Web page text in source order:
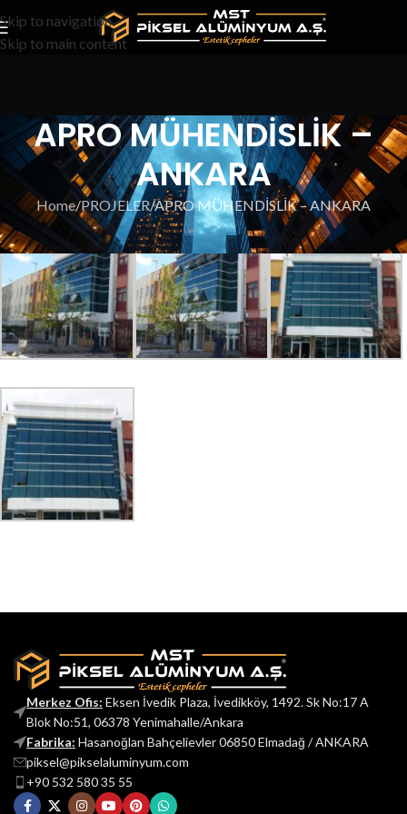
Skip to navigation
Skip to main content
APRO MÜHENDİSLİK –
ANKARA
Home PROJELER APRO MÜHENDİSLİK – ANKARA
Merkez Ofis: Eksen İvedik Plaza, İvedikköy, 1492. Sk No:17 A
Blok No:51, 06378 Yenimahalle/Ankara
Fabrika: Hasanoğlan Bahçelievler 06850 Elmadağ / ANKARA
piksel@pikselaluminyum.com
+90 532 580 35 55